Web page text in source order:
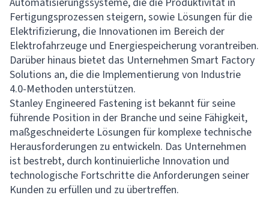
Fertigungsprozessen steigern, sowie Lösungen für die
Elektrifizierung, die Innovationen im Bereich der
Elektrofahrzeuge und Energiespeicherung vorantreiben.
Darüber hinaus bietet das Unternehmen Smart Factory
Solutions an, die die Implementierung von Industrie
4.0-Methoden unterstützen.
Stanley Engineered Fastening ist bekannt für seine
führende Position in der Branche und seine Fähigkeit,
maßgeschneiderte Lösungen für komplexe technische
Herausforderungen zu entwickeln. Das Unternehmen
ist bestrebt, durch kontinuierliche Innovation und
technologische Fortschritte die Anforderungen seiner
Kunden zu erfüllen und zu übertreffen.